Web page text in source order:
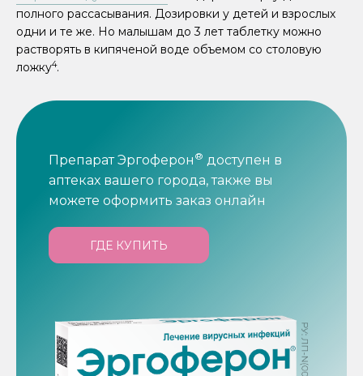
полного рассасывания. Дозировки у детей и взрослых
одни и те же. Но малышам до 3 лет таблетку можно
растворять в кипяченой воде объемом со столовую
ложку4.
Препарат Эргоферон ® доступен в
аптеках вашего города, также вы
можете оформить заказ онлайн
ГДЕ КУПИТЬ